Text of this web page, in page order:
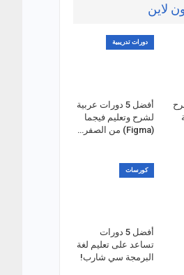
لاين
دورات تدريبية
أفضل 5 دورات عربية
لشرح وتعليم فيجما
(Figma) من الصفر…
كورسات
أفضل 5 دورات
تساعد على تعليم لغة
البرمجة سي شارب!